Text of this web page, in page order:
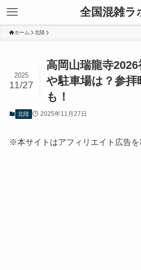
全国混雑ラ
ホーム 北陸
高岡山瑞龍寺
や駐車場は？参拝
も！
2025
11/27
北陸 2025年11月27日
※本サイトはアフィリエイト広告を